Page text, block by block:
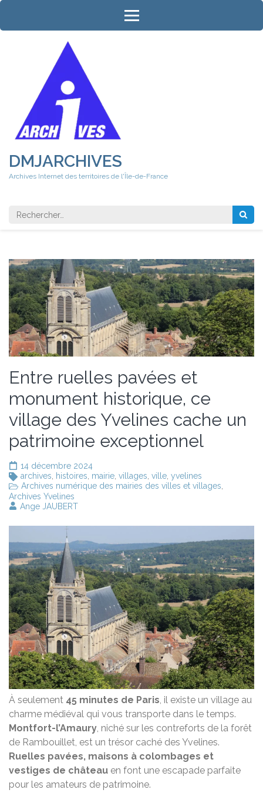
Aller
contenu
DMJARCHIVES
Archives Internet des territoires de l'Île-de-France
Rechercher
Entre ruelles pavées et
monument historique, ce
village des Yvelines cache un
patrimoine exceptionnel
14 décembre 2024
archives
histoires mairie villages ville yvelines
Archives numérique des mairies des villes et villages
Archives Yvelines
Ange JAUBERT
À seulement 45 minutes de Paris, il existe un village au
charme médiéval qui vous transporte dans le temps.
Montfort-l’Amaury, niché sur les contreforts de la forêt
de Rambouillet, est un trésor caché des Yvelines.
Ruelles pavées, maisons à colombages et
vestiges de château en font une escapade parfaite
pour les amateurs de patrimoine.